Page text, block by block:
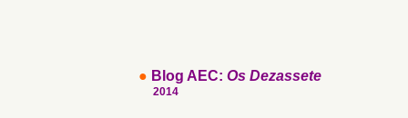
● Blog AEC: Os Dezassete
2014